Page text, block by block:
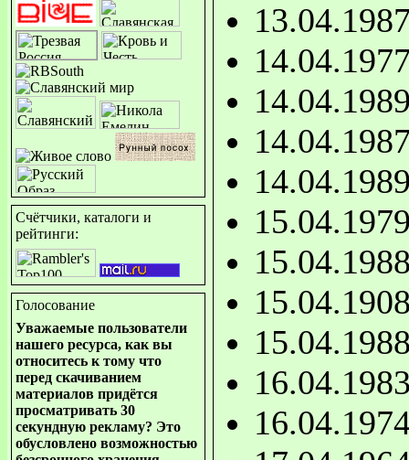
Счётчики, каталоги и
рейтинги:
Голосование
Уважаемые пользователи
нашего ресурса, как вы
относитесь к тому что
перед скачиванием
материалов придётся
просматривать 30
секундную рекламу? Это
обусловлено возможностью